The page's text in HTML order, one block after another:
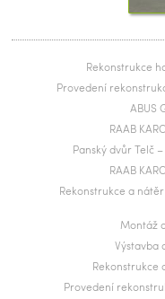
Rekonstrukce
Provedení
ABUS
RAAB
Panský dvůr Telč
RAAB
Rekonstrukce a
Montáž
Výstavba
Rekonstrukce
Provedení